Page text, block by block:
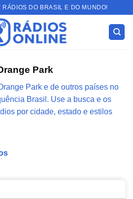
DO BRASIL E DO MUNDO!
Park
Park e de outros países no
Brasil. Use a busca e os
por cidade, estado e estilos